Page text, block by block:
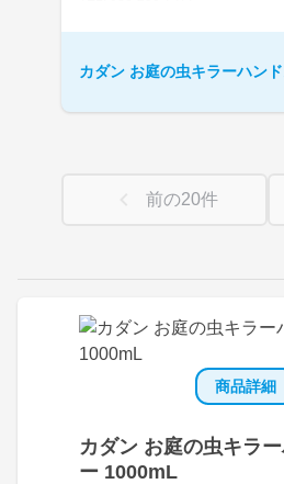
商品詳細
カダン お庭の虫キラ
ー 1000mL
カダン お庭の虫キラーハン
前の20件